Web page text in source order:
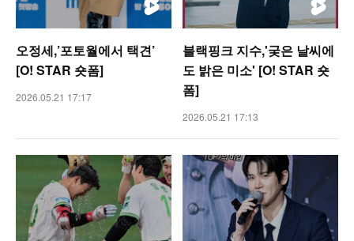
오정세,’포토월에서 택견’
[O! STAR 숏폼]
2026.05.21 17:17
블랙핑크 지수,'궂은 날씨에
도 밝은 미소' [O! STAR 숏
폼]
2026.05.21 17:13